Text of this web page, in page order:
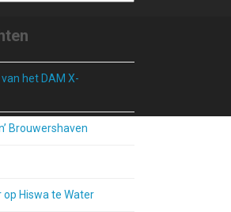
het DAM X-
Brouwershaven
Hiswa te Water